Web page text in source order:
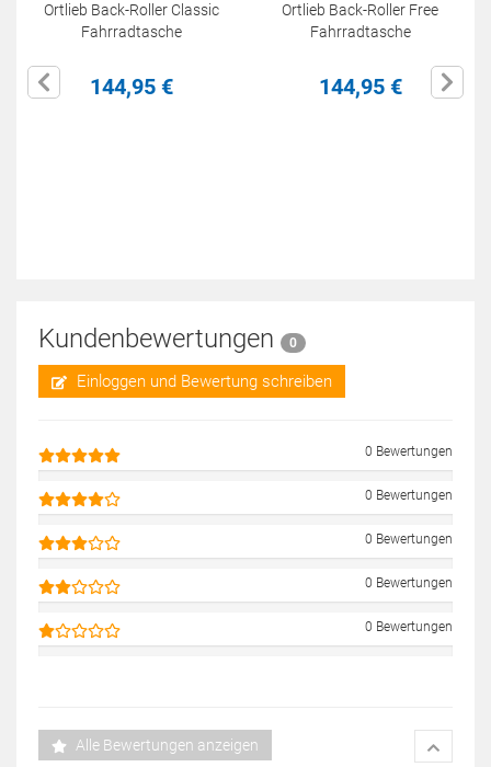
Ortlieb Back-Roller Classic
Fahrradtasche
144,95 €
Ortlieb Back-Roller Free
Fahrradtasche
144,95 €
Kundenbewertungen 0
Einloggen und Bewertung schreiben
0 Bewertungen
0 Bewertungen
0 Bewertungen
0 Bewertungen
0 Bewertungen
Alle Bewertungen anzeigen